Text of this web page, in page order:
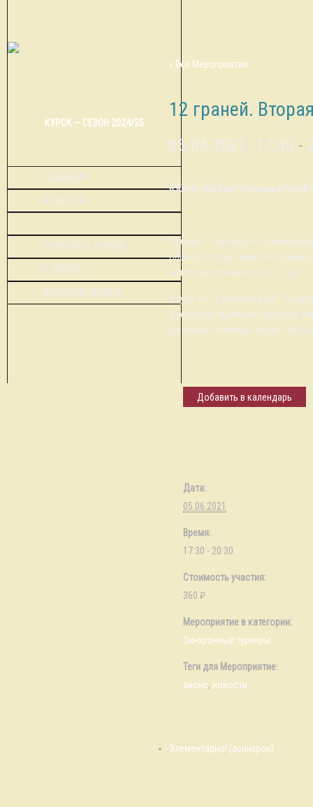
КУРСК — СЕЗОН 2024/25
ГЛАВНАЯ
НОВОСТИ
ТУРНИРЫ КЛУБА
О КЛУБЕ
ИСТОРИЯ КЛУБА
« Все Мероприятия
12 граней.
05.06.2021 , 17:30 -
В Клубе пройдет отыгрыш второй
Условно – потому что
общедоступные факты из самых
авторская сложность 3,5 — 3,8.
3 тура по 12 вопросов (36).
Александр Жданкин (Саратов),
Школьные команды играют
Добавить в календарь
Дата:
05.06.2021
Время:
17:30 - 20:30
Стоимость участия:
360 ₽
Мероприятие в категории:
Синхронные турниры
Теги для Мероприятие:
анонс, новости
Элементарно! (асинхрон)